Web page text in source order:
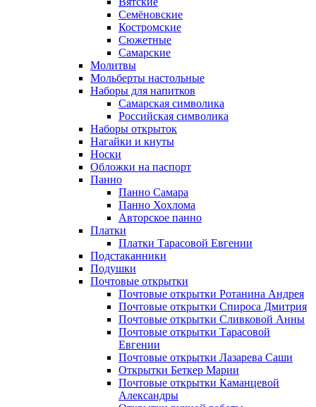
Семёновские
Костромские
Сюжетные
Самарские
Молитвы
Мольберты настольные
Наборы для напитков
Самарская символика
Российская символика
Наборы открыток
Нагайки и кнуты
Носки
Обложки на паспорт
Панно
Панно Самара
Панно Хохлома
Авторское панно
Платки
Платки Тарасовой Евгении
Подстаканники
Подушки
Почтовые открытки
Почтовые открытки Ротанина Андрея
Почтовые открытки Спироса Дмитрия
Почтовые открытки Сливковой Анны
Почтовые открытки Тарасовой
Евгении
Почтовые открытки Лазарева Саши
Открытки Беткер Марии
Почтовые открытки Каманцевой
Александры